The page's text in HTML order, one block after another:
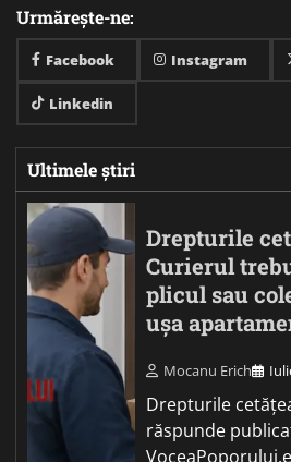
Urmărește-ne:
Facebook Instagram
Linkedin
Ultimele știri
Drepturile
Curierul
plicul sau
ușa
Mocanu Erich
Drepturile
răspunde